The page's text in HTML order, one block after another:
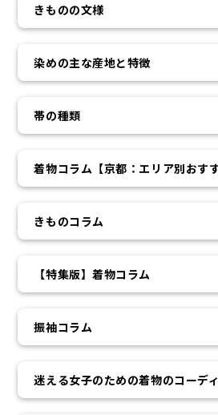
きものの文様
染めの主な産地と特徴
帯の種類
着物コラム【京都：エリア別おす
きものコラム
【特集版】着物コラム
振袖コラム
迷える女子のための着物のコーデ